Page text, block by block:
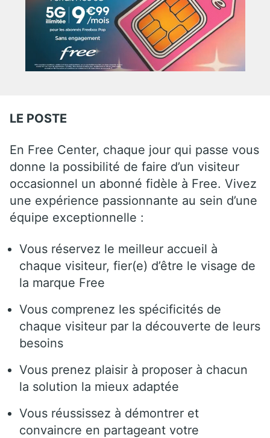
LE POSTE
En Free Center, chaque jour qui passe vous
donne la possibilité de faire d’un visiteur
occasionnel un abonné fidèle à Free. Vivez
une expérience passionnante au sein d’une
équipe exceptionnelle :
Vous réservez le meilleur accueil à
chaque visiteur, fier(e) d’être le visage de
la marque Free
Vous comprenez les spécificités de
chaque visiteur par la découverte de leurs
besoins
Vous prenez plaisir à proposer à chacun
la solution la mieux adaptée
Vous réussissez à démontrer et
convaincre en partageant votre